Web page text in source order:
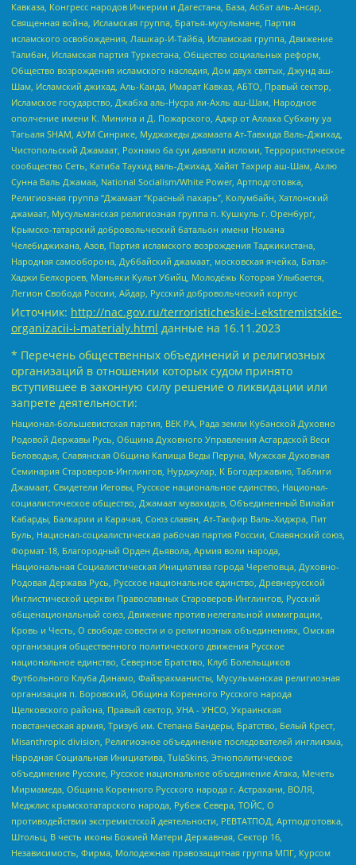
Кавказа, Конгресс народов Ичкерии и Дагестана, База, Асбат аль-Ансар,
Священная война, Исламская группа, Братья-мусульмане, Партия
исламского освобождения, Лашкар-И-Тайба, Исламская группа, Движение
Талибан, Исламская партия Туркестана, Общество социальных реформ,
Общество возрождения исламского наследия, Дом двух святых, Джунд аш-
Шам, Исламский джихад, Аль-Каида, Имарат Кавказ, АБТО, Правый сектор,
Исламское государство, Джабха аль-Нусра ли-Ахль аш-Шам, Народное
ополчение имени К. Минина и Д. Пожарского, Аджр от Аллаха Субхану уа
Тагьаля SHAM, АУМ Синрике, Муджахеды джамаата Ат-Тавхида Валь-Джихад,
Чистопольский Джамаат, Рохнамо ба суи давлати исломи, Террористическое
сообщество Сеть, Катиба Таухид валь-Джихад, Хайят Тахрир аш-Шам, Ахлю
Сунна Валь Джамаа, National Socialism/White Power, Артподготовка,
Религиозная группа “Джамаат “Красный пахарь”, Колумбайн, Хатлонский
джамаат, Мусульманская религиозная группа п. Кушкуль г. Оренбург,
Крымско-татарский добровольческий батальон имени Номана
Челебиджихана, Азов, Партия исламского возрождения Таджикистана,
Народная самооборона, Дуббайский джамаат, московская ячейка, Батал-
Хаджи Белхороев, Маньяки Культ Убийц, Молодёжь Которая Улыбается,
Легион Свобода России, Айдар, Русский добровольческий корпус
Источник: http://nac.gov.ru/terroristicheskie-i-ekstremistskie-
organizacii-i-materialy.html данные на 16.11.2023
* Перечень общественных объединений и религиозных
организаций в отношении которых судом принято
вступившее в законную силу решение о ликвидации или
запрете деятельности:
Национал-большевистская партия, ВЕК РА, Рада земли Кубанской Духовно
Родовой Державы Русь, Община Духовного Управления Асгардской Веси
Беловодья, Славянская Община Капища Веды Перуна, Мужская Духовная
Семинария Староверов-Инглингов, Нурджулар, К Богодержавию, Таблиги
Джамаат, Свидетели Иеговы, Русское национальное единство, Национал-
социалистическое общество, Джамаат мувахидов, Объединенный Вилайат
Кабарды, Балкарии и Карачая, Союз славян, Ат-Такфир Валь-Хиджра, Пит
Буль, Национал-социалистическая рабочая партия России, Славянский союз,
Формат-18, Благородный Орден Дьявола, Армия воли народа,
Национальная Социалистическая Инициатива города Череповца, Духовно-
Родовая Держава Русь, Русское национальное единство, Древнерусской
Инглистической церкви Православных Староверов-Инглингов, Русский
общенациональный союз, Движение против нелегальной иммиграции,
Кровь и Честь, О свободе совести и о религиозных объединениях, Омская
организация общественного политического движения Русское
национальное единство, Северное Братство, Клуб Болельщиков
Футбольного Клуба Динамо, Файзрахманисты, Мусульманская религиозная
организация п. Боровский, Община Коренного Русского народа
Щелковского района, Правый сектор, УНА - УНСО, Украинская
повстанческая армия, Тризуб им. Степана Бандеры, Братство, Белый Крест,
Misanthropic division, Религиозное объединение последователей инглиизма,
Народная Социальная Инициатива, TulaSkins, Этнополитическое
объединение Русские, Русское национальное объединение Атака, Мечеть
Мирмамеда, Община Коренного Русского народа г. Астрахани, ВОЛЯ,
Меджлис крымскотатарского народа, Рубеж Севера, ТОЙС, О
противодействии экстремистской деятельности, РЕВТАТПОД, Артподготовка,
Штольц, В честь иконы Божией Матери Державная, Сектор 16,
Независимость, Фирма, Молодежная правозащитная группа МПГ, Курсом